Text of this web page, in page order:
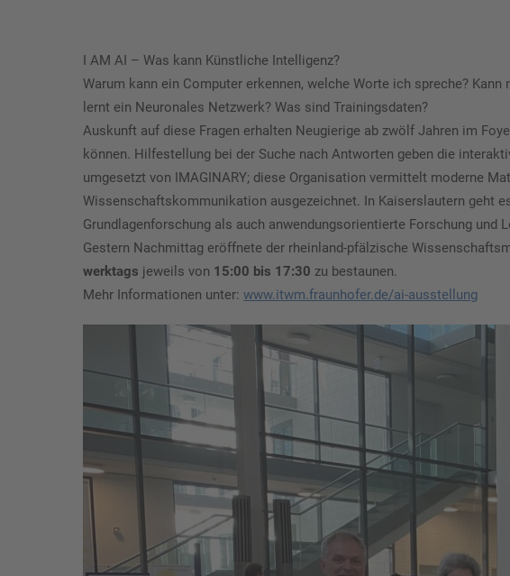
I AM AI – Was kann Künstliche Intelligenz?
Warum kann ein Computer erkennen, welche Worte ich spreche?
lernt ein Neuronales Netzwerk? Was sind Trainingsdaten?
Auskunft auf diese Fragen erhalten Neugierige ab zwölf Jahren im
können. Hilfestellung bei der Suche nach Antworten geben die
umgesetzt von IMAGINARY; diese Organisation vermittelt moderne
Wissenschaftskommunikation ausgezeichnet. In Kaiserslautern geht
Grundlagenforschung als auch anwendungsorientierte Forschung
Gestern Nachmittag eröffnete der rheinland-pfälzische
werktags jeweils von 15:00 bis 17:30 zu bestaunen.
Mehr Informationen unter: www.itwm.fraunhofer.de/ai-ausstellung